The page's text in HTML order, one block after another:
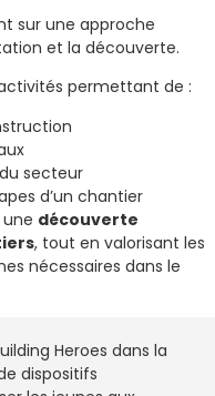
sur une approche
et la découverte.
permettant de :
secteur
d’un chantier
découverte
, tout en valorisant les
nécessaires dans le
Heroes dans la
dispositifs